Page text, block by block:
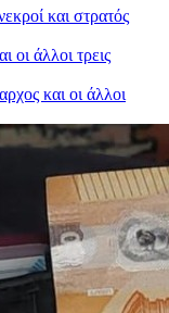
και στρατός
και οι άλλοι